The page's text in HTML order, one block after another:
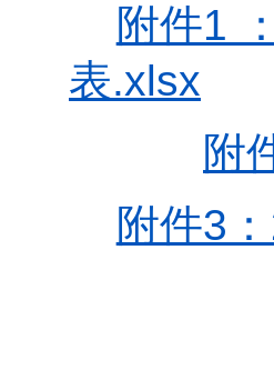
附件1
表.xlsx
附
附件3